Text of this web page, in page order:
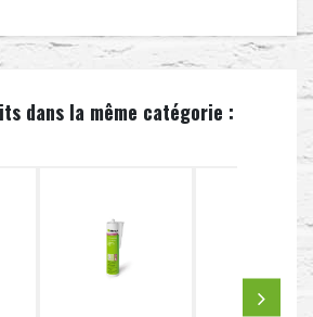
dans la même catégorie :